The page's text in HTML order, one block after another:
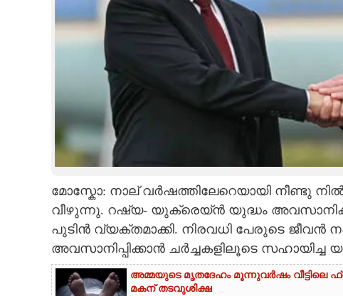
SPIRITUAL
CARTOONS
LITERATURE
മോസ്കോ: നാല് വർഷത്തിലേറെയായി നീണ്ടു
വീഴുന്നു. റഷ്യ- യുക്രെയ്ൻ യുദ്ധം
പുടിൻ വ്യക്തമാക്കി. നിരവധി പേരുടെ ജീവൻ
അവസാനിപ്പിക്കാൻ ചർച്ചകളിലൂടെ
അമ്മയുടെ മൃതദേഹം മൂന്നുവർഷം
മകന് തടവുശിക്ഷ